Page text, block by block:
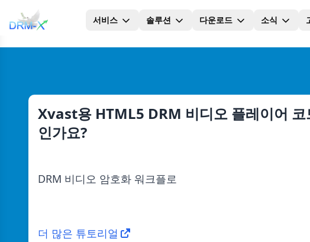
집 서비스 솔루션 다운로드 소식
Xvast용 HTML5 DRM 비디오 플레이어
인가요?
DRM 비디오 암호화 워크플로
더 많은 튜토리얼